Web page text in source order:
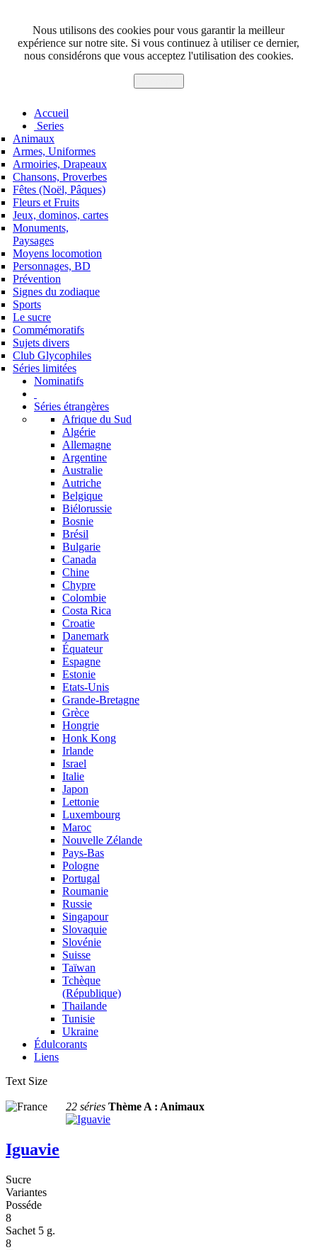
Nous utilisons des cookies pour vous garantir la meilleur
expérience sur notre site. Si vous continuez à utiliser ce dernier,
nous considérons que vous acceptez l'utilisation des cookies.
Accueil
Series
Animaux
Armes, Uniformes
Armoiries, Drapeaux
Chansons, Proverbes
Fêtes (Noël, Pâques)
Fleurs et Fruits
Jeux, dominos, cartes
Monuments,
Paysages
Moyens locomotion
Personnages, BD
Prévention
Signes du zodiaque
Sports
Le sucre
Commémoratifs
Sujets divers
Club Glycophiles
Séries limitées
Nominatifs
Séries étrangères
Afrique du Sud
Algérie
Allemagne
Argentine
Australie
Autriche
Belgique
Biélorussie
Bosnie
Brésil
Bulgarie
Canada
Chine
Chypre
Colombie
Costa Rica
Croatie
Danemark
Équateur
Espagne
Estonie
Etats-Unis
Grande-Bretagne
Grèce
Hongrie
Honk Kong
Irlande
Israel
Italie
Japon
Lettonie
Luxembourg
Maroc
Nouvelle Zélande
Pays-Bas
Pologne
Portugal
Roumanie
Russie
Singapour
Slovaquie
Slovénie
Suisse
Taïwan
Tchèque
(République)
Thailande
Tunisie
Ukraine
Édulcorants
Liens
Text Size
22 séries Thème A : Animaux
Iguavie
Sucre
Variantes
Posséde
8
Sachet 5 g.
8